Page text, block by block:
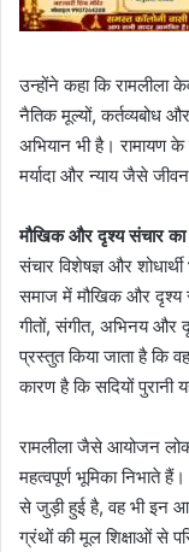
उन्होंने कहा कि
नैतिक मूल्यों, कर्तव्यबोध
अभियान भी है। रामायण
मर्यादा और न्याय जैसे
मौखिक और दृश्य संचार
संचार विशेषज्ञ और
समाज में मौखिक और दृश्य
गीतों, संगीत, अभिनय और
प्रस्तुत किया जाता है कि
कारण है कि सदियों पुरानी
रामलीला जैसे आयोजन
महत्वपूर्ण भूमिका निभाते
से जुड़ी हुई है, वह भी इन
ग्रंथों की मूल शिक्षाओं से